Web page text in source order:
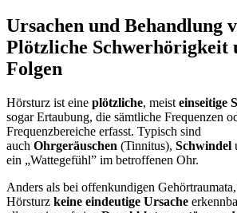
Ursachen und Behandlung
Plötzliche Schwerhörigkeit
Folgen
Hörsturz ist eine plötzliche, meist einseitige
sogar Ertaubung, die sämtliche Frequenzen
Frequenzbereiche erfasst. Typisch sind
auch Ohrgeräuschen (Tinnitus), Schwindel
ein „Wattegefühl” im betroffenen Ohr.
Anders als bei offenkundigen
Hörsturz keine eindeutige Ursache